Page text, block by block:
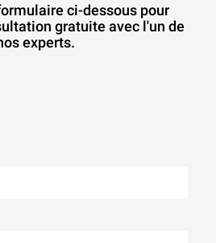
ci-dessous pour
gratuite avec l'un de
experts.